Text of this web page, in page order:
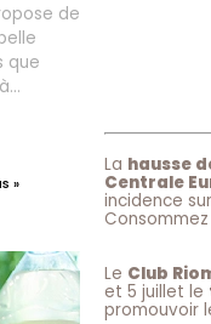
de
que
»
La hausse
Centrale
incidence
Le Club
et 5 juillet le
promouvoir